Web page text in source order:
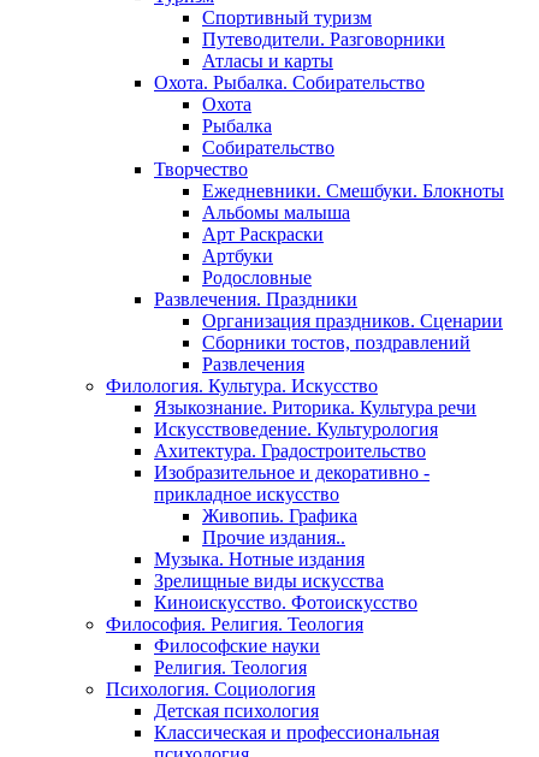
Спортивный туризм
Путеводители. Разговорники
Атласы и карты
Охота. Рыбалка. Собирательство
Охота
Рыбалка
Собирательство
Творчество
Ежедневники. Смешбуки. Блокноты
Альбомы малыша
Арт Раскраски
Артбуки
Родословные
Развлечения. Праздники
Организация праздников. Сценарии
Сборники тостов, поздравлений
Развлечения
Филология. Культура. Искусство
Языкознание. Риторика. Культура речи
Искусствоведение. Культурология
Ахитектура. Градостроительство
Изобразительное и декоративно -
прикладное искусство
Живопиь. Графика
Прочие издания..
Музыка. Нотные издания
Зрелищные виды искусства
Киноискусство. Фотоискусство
Философия. Религия. Теология
Философские науки
Религия. Теология
Психология. Социология
Детская психология
Классическая и профессиональная